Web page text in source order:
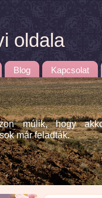
oldala
Blog Kapcsolat
múlik, hogy
már feladták.